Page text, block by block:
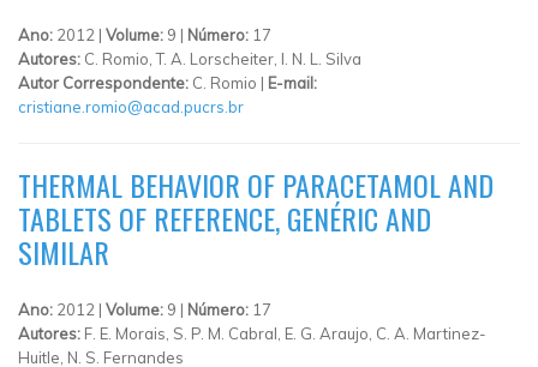
Ano: 2012 | Volume: 9 | Número: 17
Autores: C. Romio, T. A. Lorscheiter, I. N. L. Silva
Autor Correspondente: C. Romio | E-mail:
cristiane.romio@acad.pucrs.br
THERMAL BEHAVIOR OF PARACETAMOL AND
TABLETS OF REFERENCE, GENÉRIC AND
SIMILAR
Ano: 2012 | Volume: 9 | Número: 17
Autores: F. E. Morais, S. P. M. Cabral, E. G. Araujo, C. A. Martinez-
Huitle, N. S. Fernandes